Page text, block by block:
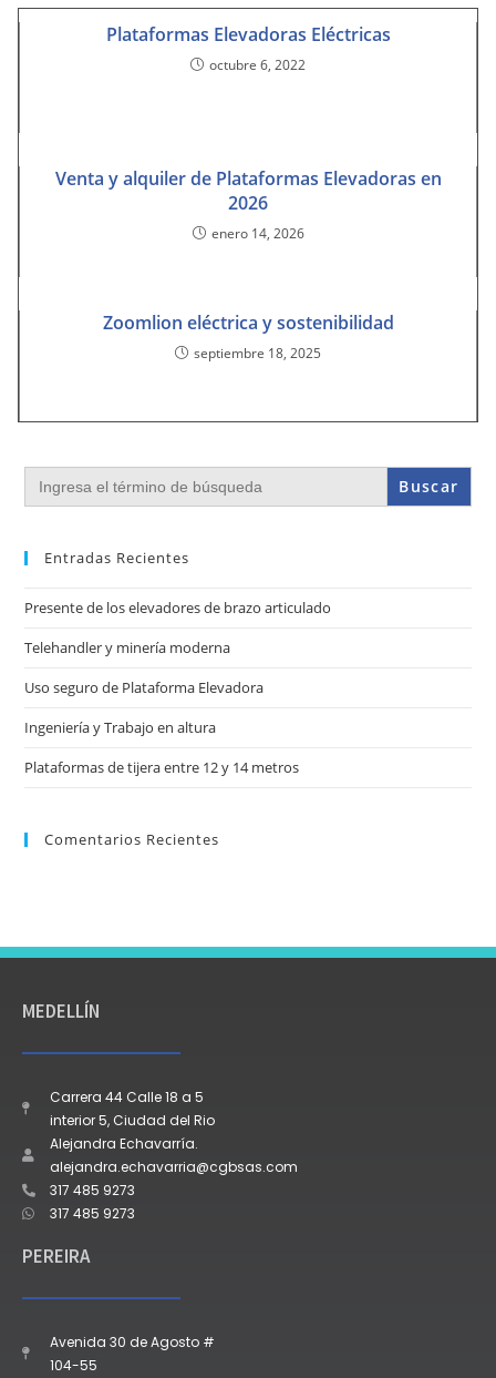
Plataformas Elevadoras Eléctricas
octubre 6, 2022
Venta y alquiler de Plataformas Elevadoras en
2026
enero 14, 2026
Zoomlion eléctrica y sostenibilidad
septiembre 18, 2025
Buscar:
Entradas Recientes
Presente de los elevadores de brazo articulado
Telehandler y minería moderna
Uso seguro de Plataforma Elevadora
Ingeniería y Trabajo en altura
Plataformas de tijera entre 12 y 14 metros
Comentarios Recientes
MEDELLÍN
Carrera 44 Calle 18 a 5
interior 5, Ciudad del Rio
Alejandra Echavarría.
alejandra.echavarria@cgbsas.com
317 485 9273
317 485 9273
PEREIRA
Avenida 30 de Agosto #
104-55